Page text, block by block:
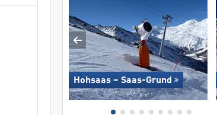
Hohsaas – Saas-Grund